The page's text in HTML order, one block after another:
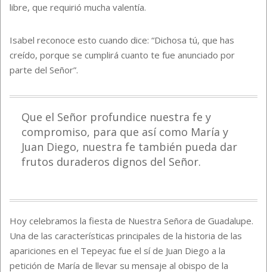
libre, que requirió mucha valentía.
Isabel reconoce esto cuando dice: “Dichosa tú, que has
creído, porque se cumplirá cuanto te fue anunciado por
parte del Señor”.
Que el Señor profundice nuestra fe y
compromiso, para que así como María y
Juan Diego, nuestra fe también pueda dar
frutos duraderos dignos del Señor.
Hoy celebramos la fiesta de Nuestra Señora de Guadalupe.
Una de las características principales de la historia de las
apariciones en el Tepeyac fue el sí de Juan Diego a la
petición de María de llevar su mensaje al obispo de la